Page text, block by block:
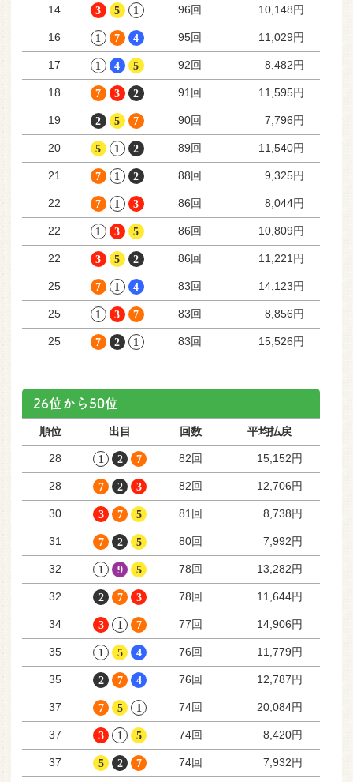
14 96回 10,148円
16 95回 11,029円
17 92回 8,482円
18 91回 11,595円
19 90回 7,796円
20 89回 11,540円
21 88回 9,325円
22 86回 8,044円
22 86回 10,809円
22 86回 11,221円
25 83回 14,123円
25 83回 8,856円
25 83回 15,526円
26位から50位
順位 出目 回数 平均払戻
28 82回 15,152円
28 82回 12,706円
30 81回 8,738円
31 80回 7,992円
32 78回 13,282円
32 78回 11,644円
34 77回 14,906円
35 76回 11,779円
35 76回 12,787円
37 74回 20,084円
37 74回 8,420円
37 74回 7,932円